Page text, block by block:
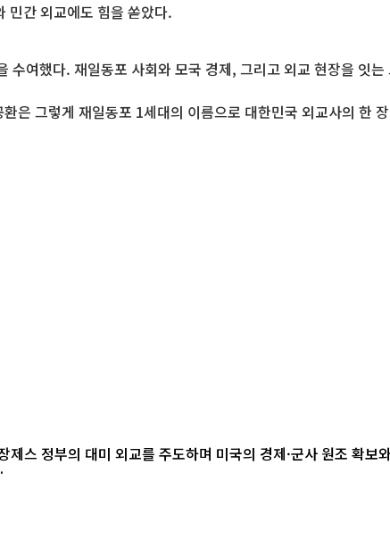
민간 외교에도 힘을 쏟았다.
여했다. 재일동포 사회와 모국 경제, 그리고 외교 현장을 잇
은 그렇게 재일동포 1세대의 이름으로 대한민국 외교사의 한
스 정부의 대미 외교를 주도하며 미국의 경제·군사 원조 확보